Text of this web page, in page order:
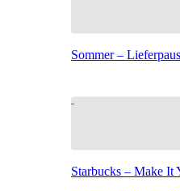
Sommer –
Starbucks – Make It